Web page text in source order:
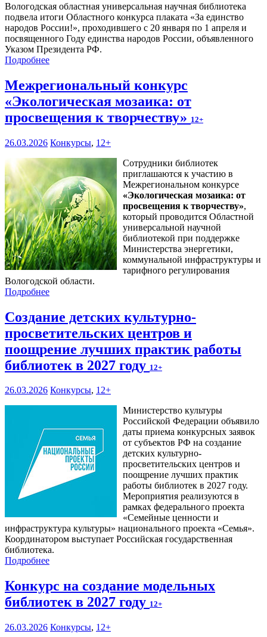
Вологодская областная универсальная научная библиотека
подвела итоги Областного конкурса плаката «За единство
народов России!», проходившего с 20 января по 1 апреля и
посвященного Году единства народов России, объявленного
Указом Президента РФ.
Подробнее
Межрегиональный конкурс
«Экологическая мозаика: от
просвещения к творчеству» 12+
26.03.2026 Конкурсы, 12+
Сотрудники библиотек
приглашаются к участию в
Межрегиональном конкурсе
«Экологическая мозаика: от
просвещения к творчеству»,
который проводится Областной
универсальной научной
библиотекой при поддержке
Министерства энергетики,
коммунальной инфраструктуры и
тарифного регулирования
Вологодской области.
Подробнее
Создание детских культурно-
просветительских центров и
поощрение лучших практик работы
библиотек в 2027 году 12+
26.03.2026 Конкурсы, 12+
Министерство культуры
Российской Федерации объявило
даты приема конкурсных заявок
от субъектов РФ на создание
детских культурно-
просветительских центров и
поощрение лучших практик
работы библиотек в 2027 году.
Мероприятия реализуются в
рамках федерального проекта
«Семейные ценности и
инфраструктура культуры» национального проекта «Семья».
Координатором выступает Российская государственная
библиотека.
Подробнее
Конкурс на создание модельных
библиотек в 2027 году 12+
26.03.2026 Конкурсы, 12+